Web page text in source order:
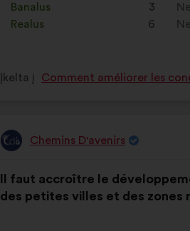
taip:
Banalus
: 3
kartų
Realus
: 6
kartų
:
:
Įkelta į Comment améliorer les
Pasiūlymas:
Chemins D'avenirs
turinys:
Il faut accroître le
des petites villes et des zones
pasiskirstė
taip: